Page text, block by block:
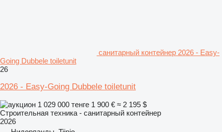
санитарный контейнер 2026 - Easy-
Going Dubbele toiletunit
26
2026 - Easy-Going Dubbele toiletunit
1 029 000 тенге 1 900 € ≈ 2 195 $
Строительная техника - санитарный контейнер
2026